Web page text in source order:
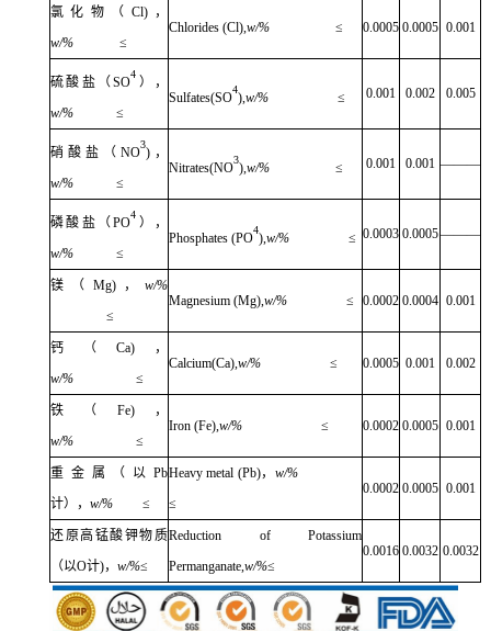
氯化物（ Cl)，
w/%
≤
Chlorides (Cl), w/% ≤ 0.0005 0.0005 0.001
硫酸盐（SO
4
），
w/%
≤
Sulfates(SO
4
), w/% ≤ 0.001 0.002 0.005
硝酸盐（ NO
3
) ，
w/%
≤
Nitrates(NO
3
), w/% ≤ 0.001 0.001 ———
磷酸盐（PO
4
），
w/%
≤
Phosphates (PO
4
), w/% ≤ 0.0003 0.0005———
镁（ Mg)， w/%
≤
Magnesium (Mg), w/% ≤ 0.0002 0.0004 0.001
钙（ Ca) ，
w/%
≤
Calcium(Ca), w/% ≤ 0.0005 0.001 0.002
铁（ Fe)，
w/%
≤
Iron (Fe), w/% ≤ 0.0002 0.0005 0.001
重金属（以 Pb
计）， w/% ≤
Heavy metal (Pb)， w/%
≤
0.0002 0.0005 0.001
还原高锰酸钾物质
（以O计)， w/%≤
Reduction of Potassium
Permanganate, w/%≤
0.0016 0.0032 0.0032